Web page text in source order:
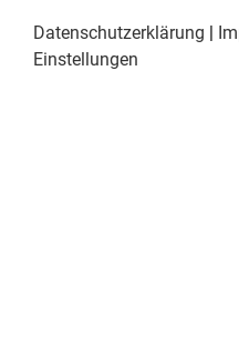
Datenschutzerklärung |
Einstellungen